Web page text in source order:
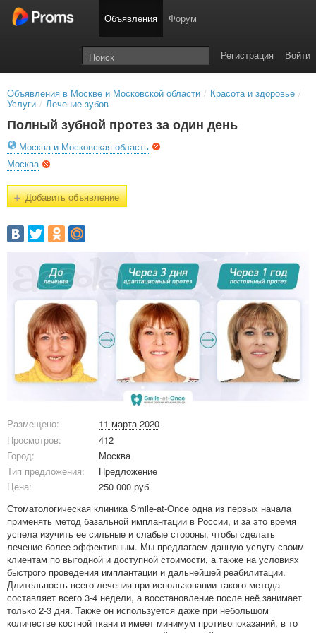
Объявления Форум
Войти
Регистрация
Объявления в Москве и Московской области / Красота и здоровье /
Услуги / Лечение зубов
Полный зубной протез за один день
Москва и Московская область
Москва
+Добавить объявление
Размещено:
11 марта 2020
Просмотров:
412
Город:
Москва
Тип предложения:
Предложение
Цена:
250 000 руб
Стоматологическая клиника Smile-at-Once одна из первых начала
применять метод базальной имплантации в России, и за это время
успела изучить ее сильные и слабые стороны, чтобы сделать
лечение более эффективным. Мы предлагаем данную услугу своим
клиентам по выгодной и доступной стоимости, а также на условиях
быстрого проведения имплантации и дальнейшей реабилитации.
Длительность всего лечения при использовании такого метода
составляет всего 3-4 недели, а восстановление после неё занимает
только 2-3 дня. Также он используется даже при небольшом
количестве костной ткани и имеет минимум противопоказаний, в то